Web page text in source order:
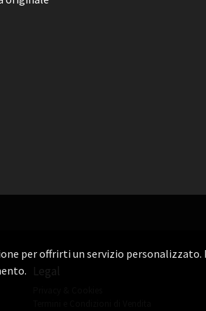
Legal
per offrirti un servizio personalizzato.